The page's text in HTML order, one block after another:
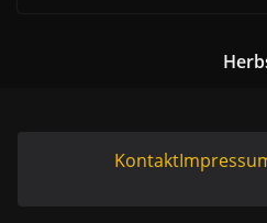
Kontakt